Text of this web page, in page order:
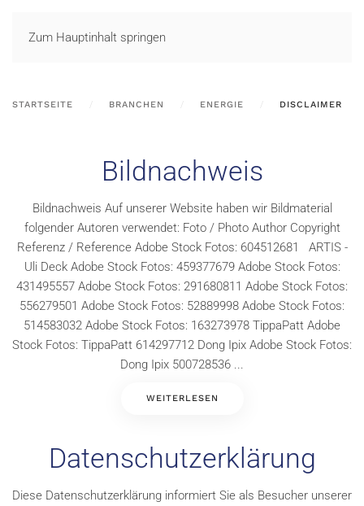
Zum Hauptinhalt springen
STARTSEITE BRANCHEN ENERGIE DISCLAIMER
Bildnachweis
Bildnachweis Auf unserer Website haben wir Bildmaterial
folgender Autoren verwendet: Foto / Photo Author Copyright
Referenz / Reference Adobe Stock Fotos: 604512681 ARTIS -
Uli Deck Adobe Stock Fotos: 459377679 Adobe Stock Fotos:
431495557 Adobe Stock Fotos: 291680811 Adobe Stock Fotos:
556279501 Adobe Stock Fotos: 52889998 Adobe Stock Fotos:
514583032 Adobe Stock Fotos: 163273978 TippaPatt Adobe
Stock Fotos: TippaPatt 614297712 Dong Ipix Adobe Stock Fotos:
Dong Ipix 500728536 ...
WEITERLESEN
Datenschutzerklärung
Diese Datenschutzerklärung informiert Sie als Besucher unserer